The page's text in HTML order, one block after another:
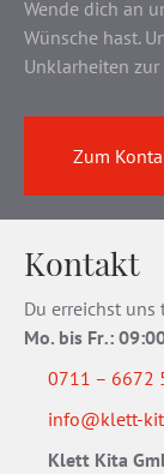
Wende dich an
Wünsche hast.
Unklarheiten zur
Zum
Kontakt
Du erreichst
Mo. bis Fr.:
0711 – 6672
info@klett-
Klett Kita